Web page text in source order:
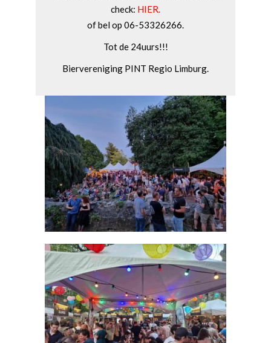
check: HIER.
of bel op 06-53326266.
Tot de 24uurs!!!
Biervereniging PINT Regio Limburg.